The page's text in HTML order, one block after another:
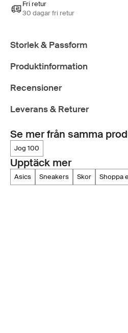
Fri retur
30 dagar fri retur
Storlek & Passform
Produktinformation
Recensioner
Leverans & Returer
Se mer från samma
jog 100
Upptäck mer
asics sneakers skor shoppa